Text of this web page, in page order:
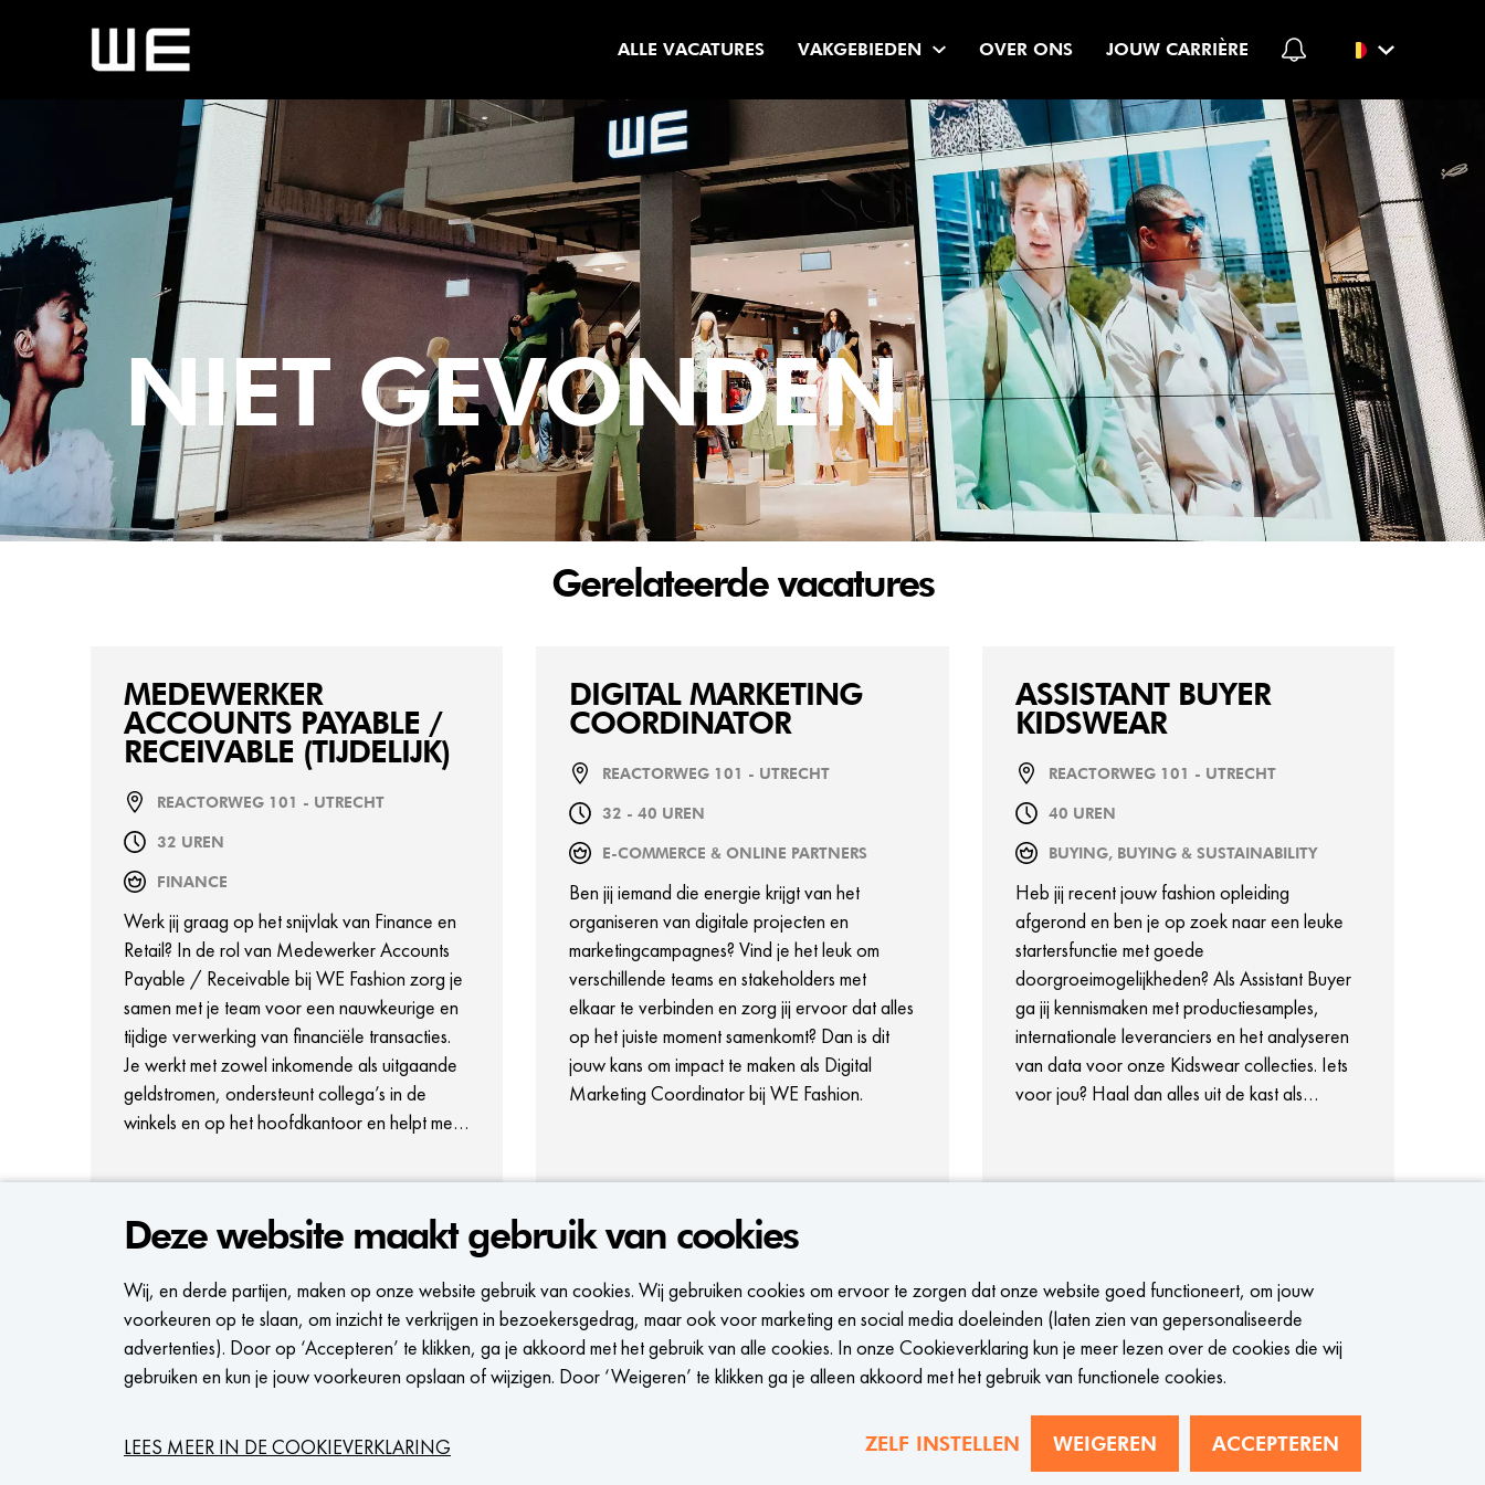
Deze website maakt gebruik van cookies
Wij, en derde partijen, maken op onze website gebruik van cookies. Wij gebruiken cookies om ervoor te zorgen dat onze website goed functioneert, om jouw
voorkeuren op te slaan, om inzicht te verkrijgen in bezoekersgedrag, maar ook voor marketing en social media doeleinden (laten zien van gepersonaliseerde
advertenties). Door op ‘Accepteren’ te klikken, ga je akkoord met het gebruik van alle cookies. In onze Cookieverklaring kun je meer lezen over de cookies die wij
gebruiken en kun je jouw voorkeuren opslaan of wijzigen. Door ‘Weigeren’ te klikken ga je alleen akkoord met het gebruik van functionele cookies.
ZELF INSTELLEN WEIGEREN ACCEPTEREN
LEES MEER IN DE COOKIEVERKLARING
ALLE VACATURES VAKGEBIEDEN OVER ONS JOUW CARRIÈRE
NIET GEVONDEN
Gerelateerde vacatures
MEDEWERKER
ACCOUNTS PAYABLE /
RECEIVABLE (TIJDELIJK)
REACTORWEG 101 - UTRECHT
32 UREN
FINANCE
Werk jij graag op het snijvlak van Finance en
Retail? In de rol van Medewerker Accounts
Payable / Receivable bij WE Fashion zorg je
samen met je team voor een nauwkeurige en
tijdige verwerking van financiële transacties.
Je werkt met zowel inkomende als uitgaande
geldstromen, ondersteunt collega’s in de
winkels en op het hoofdkantoor en helpt mee
verlopen. In deze functie krijg je te maken met
waardoor geen dag hetzelfde is. Het gaat om
Werk jij graag nauwkeurig, denk je in
oplossingen en voel je je thuis in een
dynamische retailomgeving? Haal dan alles uit
de kast als Medewerker Accounts
bij WE Fashion!
DIGITAL MARKETING
COORDINATOR
REACTORWEG 101 - UTRECHT
32 - 40 UREN
E-COMMERCE & ONLINE PARTNERS
Ben jij iemand die energie krijgt van het
organiseren van digitale projecten en
marketingcampagnes? Vind je het leuk om
verschillende teams en stakeholders met
elkaar te verbinden en zorg jij ervoor dat alles
op het juiste moment samenkomt? Dan is dit
jouw kans om impact te maken als Digital
Marketing Coordinator bij WE Fashion.
ASSISTANT BUYER
KIDSWEAR
REACTORWEG 101 - UTRECHT
40 UREN
BUYING, BUYING & SUSTAINABILITY
Heb jij recent jouw fashion opleiding
afgerond en ben je op zoek naar een leuke
startersfunctie met goede
doorgroeimogelijkheden? Als Assistant Buyer
ga jij kennismaken met productiesamples,
internationale leveranciers en het analyseren
van data voor onze Kidswear collecties. Iets
voor jou? Haal dan alles uit de kast als
CALL-TO-ACTION BIJ MEER VACATURES
Privacy Cookies WE Fashion